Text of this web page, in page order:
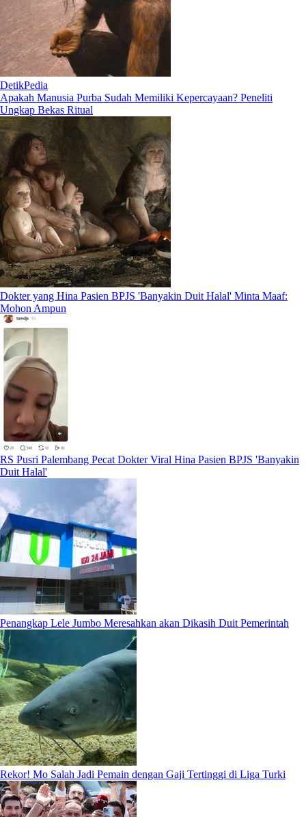
DetikPedia
Apakah Manusia Purba Sudah Memiliki Kepercayaan? Peneliti
Ungkap Bekas Ritual
Dokter yang Hina Pasien BPJS 'Banyakin Duit Halal' Minta Maaf:
Mohon Ampun
RS Pusri Palembang Pecat Dokter Viral Hina Pasien BPJS 'Banyakin
Duit Halal'
Penangkap Lele Jumbo Meresahkan akan Dikasih Duit Pemerintah
Rekor! Mo Salah Jadi Pemain dengan Gaji Tertinggi di Liga Turki